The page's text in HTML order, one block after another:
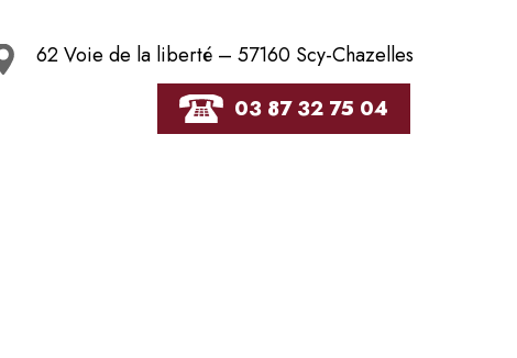
62 Voie de la liberté – 57160 Scy-Chazelles
03 87 32 75 04